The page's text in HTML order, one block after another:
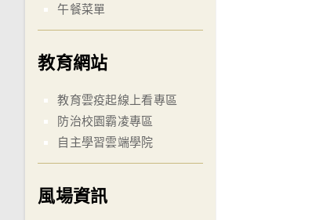
午餐菜單
教育網站
教育雲疫起線上看專區
防治校園霸凌專區
自主學習雲端學院
風場資訊